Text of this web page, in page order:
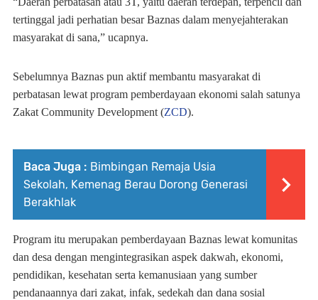
tertinggal jadi perhatian besar Baznas dalam menyejahterakan
masyarakat di sana,” ucapnya.
Sebelumnya Baznas pun aktif membantu masyarakat di
perbatasan lewat program pemberdayaan ekonomi salah satunya
Zakat Community Development (ZCD).
Baca Juga : Bimbingan Remaja Usia
Sekolah, Kemenag Berau Dorong Generasi
Berakhlak
Program itu merupakan pemberdayaan Baznas lewat komunitas
dan desa dengan mengintegrasikan aspek dakwah, ekonomi,
pendidikan, kesehatan serta kemanusiaan yang sumber
pendanaannya dari zakat, infak, sedekah dan dana sosial